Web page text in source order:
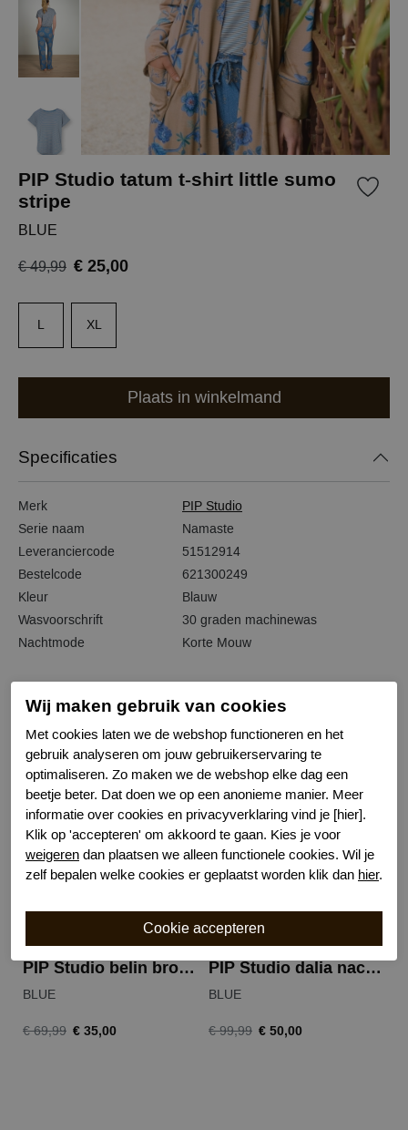
PIP Studio tatum t-shirt little sumo
stripe
BLUE
€ 49,99 € 25,00
L XL
Plaats in winkelmand
Specificaties
Merk
PIP Studio
Serie naam
Namaste
Leveranciercode
51512914
Bestelcode
621300249
Kleur
Blauw
Wasvoorschrift
30 graden machinewas
Nachtmode
Korte Mouw
Gerelateerde producten
-50%
PIP Studio belin broek namaste
BLUE
€ 69,99 € 35,00
-50%
PIP Studio dalia nachthemd marigold
BLUE
€ 99,99 € 50,00
Wij maken gebruik van cookies
Met cookies laten we de webshop functioneren en het
gebruik analyseren om jouw gebruikerservaring te
optimaliseren. Zo maken we de webshop elke dag een
beetje beter. Dat doen we op een anonieme manier. Meer
informatie over cookies en privacyverklaring vind je [hier].
Klik op 'accepteren' om akkoord te gaan. Kies je voor
weigeren dan plaatsen we alleen functionele cookies. Wil je
zelf bepalen welke cookies er geplaatst worden klik dan hier.